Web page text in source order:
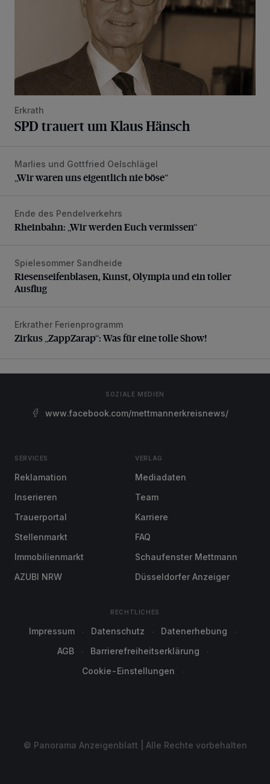
Erkrath
SPD trauert um Klaus Hänsch
„Wir waren uns eigentlich nie böse“
Marlies und Gottfried Oelschlägel
„Wir waren uns eigentlich nie böse“
Rheinbahn: „Wir werden Euch vermissen“
Ende des Pendelverkehrs
Rheinbahn: „Wir werden Euch vermissen“
Riesenseifenblasen, Kunst, Olympia und ein toller Ausflug
Spielesommer Sandheide
Riesenseifenblasen, Kunst, Olympia und ein toller
Ausflug
Zirkus „ZappZarap“: Was für eine tolle Show!
Erkrather Ferienprogramm
Zirkus „ZappZarap“: Was für eine tolle Show!
SOZIALE MEDIEN
www.facebook.com/mettmannerkreisnews/
SERVICES
Reklamation
Inserieren
Trauerportal
Stellenmarkt
Immobilienmarkt
AZUBI NRW
VERLAG
Mediadaten
Team
Karriere
FAQ
Schaufenster Mettmann
Düsseldorfer Anzeiger
RECHTLICHES
Impressum Datenschutz
Datenerhebung
AGB
Barrierefreiheitserklärung
Cookie-Einstellungen
© Panorama Anzeigenblatt | Alle Rechte vorbehalten